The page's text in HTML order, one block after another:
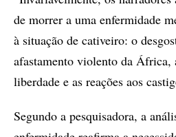
de morrer a uma enfermidade
à situação de cativeiro: o
afastamento violento da África,
liberdade e as reações aos
Segundo a pesquisadora, a